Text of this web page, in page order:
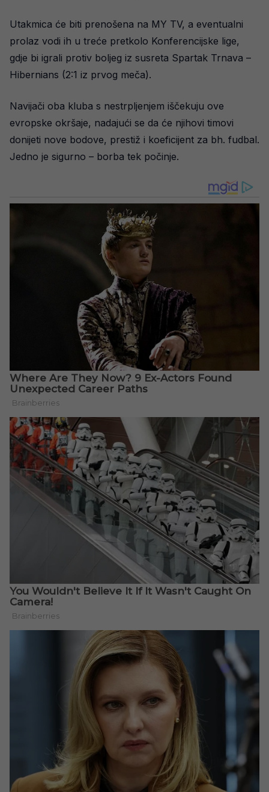
Utakmica će biti prenošena na MY TV, a eventualni
prolaz vodi ih u treće pretkolo Konferencijske lige,
gdje bi igrali protiv boljeg iz susreta Spartak Trnava –
Hibernians (2:1 iz prvog meča).
Navijači oba kluba s nestrpljenjem iščekuju ove
evropske okršaje, nadajući se da će njihovi timovi
donijeti nove bodove, prestiž i koeficijent za bh. fudbal.
Jedno je sigurno – borba tek počinje.